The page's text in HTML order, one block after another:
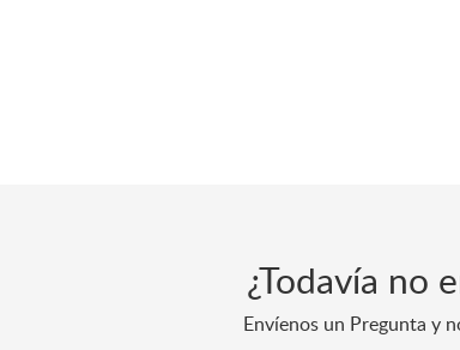
¿Todavía no
Envíenos un Pregunta y